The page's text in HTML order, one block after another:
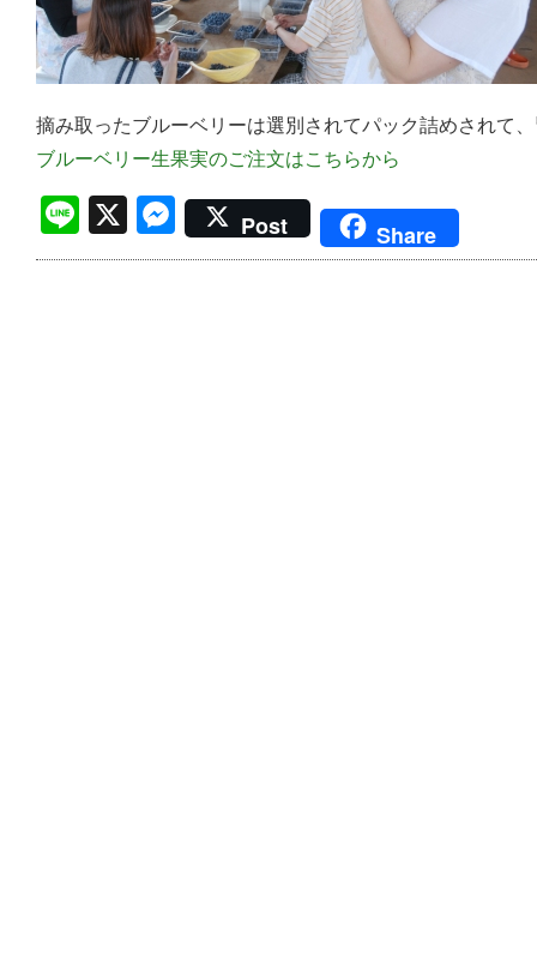
摘み取ったブルーベリーは選別されてパック詰めされて
ブルーベリー生果実のご注文はこちらから
Line
X Messenger
Post Share